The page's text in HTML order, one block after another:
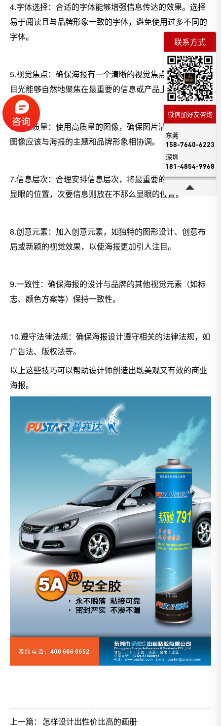
4.字体选择：合适的字体能够增强信息传达的效果。选择
易于阅读且与品牌形象一致的字体，避免使用过多不同的
字体。
5.视觉焦点：确保海报有一个清晰的视觉焦点，让观众的
目光能够自然地聚焦在最重要的信息或产品上。
6.图像质量：使用高质量的图像，确保图片清晰、专业。
图像应该与海报的主题和品牌形象相协调。
7.信息层次：合理安排信息层次，将最重要的信息放在最
显眼的位置，次要信息则放在不那么显眼的位置。
8.创意元素：加入创意元素，如独特的图形设计、创意布
局或新颖的视觉效果，以使海报更加引人注目。
9.一致性：确保海报的设计与品牌的其他视觉元素（如标
志、颜色方案等）保持一致性。
10.遵守法律法规：确保海报设计遵守相关的法律法规，如
广告法、版权法等。
以上这些技巧可以帮助设计师创造出既美观又有效的商业
海报。
上一篇： 怎样设计出性价比高的画册
联系方式
微信加好友咨询
东莞
158-7640-6223
深圳
181-4854-9968